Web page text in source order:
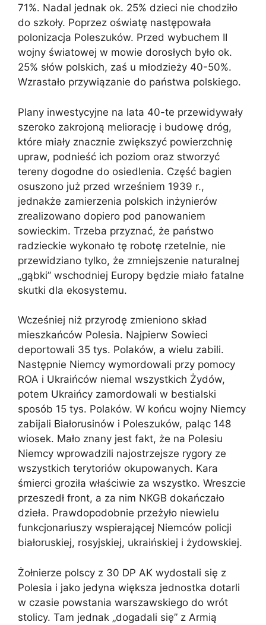
71%. Nadal jednak ok. 25% dzieci nie chodziło
do szkoły. Poprzez oświatę następowała
polonizacja Poleszuków. Przed wybuchem II
wojny światowej w mowie dorosłych było ok.
25% słów polskich, zaś u młodzieży 40-50%.
Wzrastało przywiązanie do państwa polskiego.
Plany inwestycyjne na lata 40-te przewidywały
szeroko zakrojoną meliorację i budowę dróg,
które miały znacznie zwiększyć powierzchnię
upraw, podnieść ich poziom oraz stworzyć
tereny dogodne do osiedlenia. Część bagien
osuszono już przed wrześniem 1939 r.,
jednakże zamierzenia polskich inżynierów
zrealizowano dopiero pod panowaniem
sowieckim. Trzeba przyznać, że państwo
radzieckie wykonało tę robotę rzetelnie, nie
przewidziano tylko, że zmniejszenie naturalnej
„gąbki” wschodniej Europy będzie miało fatalne
skutki dla ekosystemu.
Wcześniej niż przyrodę zmieniono skład
mieszkańców Polesia. Najpierw Sowieci
deportowali 35 tys. Polaków, a wielu zabili.
Następnie Niemcy wymordowali przy pomocy
ROA i Ukraińców niemal wszystkich Żydów,
potem Ukraińcy zamordowali w bestialski
sposób 15 tys. Polaków. W końcu wojny Niemcy
zabijali Białorusinów i Poleszuków, paląc 148
wiosek. Mało znany jest fakt, że na Polesiu
Niemcy wprowadzili najostrzejsze rygory ze
wszystkich terytoriów okupowanych. Kara
śmierci groziła właściwie za wszystko. Wreszcie
przeszedł front, a za nim NKGB dokańczało
dzieła. Prawdopodobnie przeżyło niewielu
funkcjonariuszy wspierającej Niemców policji
białoruskiej, rosyjskiej, ukraińskiej i żydowskiej.
Żołnierze polscy z 30 DP AK wydostali się z
Polesia i jako jedyna większa jednostka dotarli
w czasie powstania warszawskiego do wrót
stolicy. Tam jednak „dogadali się” z Armią